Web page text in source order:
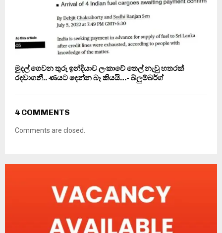
මුදල් ගෙවන තුරු ඉන්දියාව ලංකාවේ තෙල් නැවු හතරක්
රදවාගනී.. ණයට දෙන්න බෑ කියයි…- බ්ලුම්බර්ග්
4 COMMENTS
Comments are closed.